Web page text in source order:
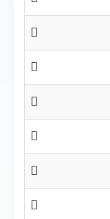
𣄙
𣄝
𣄞
𣄟
𣄟
𣄠